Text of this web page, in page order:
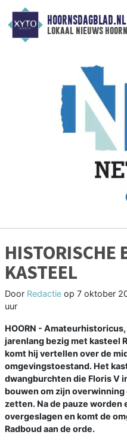
HOORNSDAGBLAD.NL
lokaal nieuws
HISTORISCHE
KASTEEL
Door Redactie op 7 oktober
uur
HOORN -
jarenlang bezig met kasteel
komt hij vertellen over de
omgevingstoestand. Het
dwangburchten die Floris V
bouwen om zijn
zetten. Na de pauze worden
overgeslagen en komt de
Radboud aan de orde.